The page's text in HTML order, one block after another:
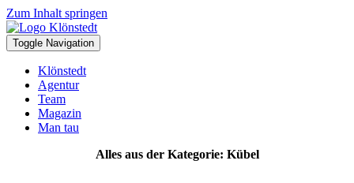
Zum Inhalt springen
Toggle Navigation
Klönstedt
Agentur
Team
Magazin
Man tau
Alles aus der Kategorie: Kübel